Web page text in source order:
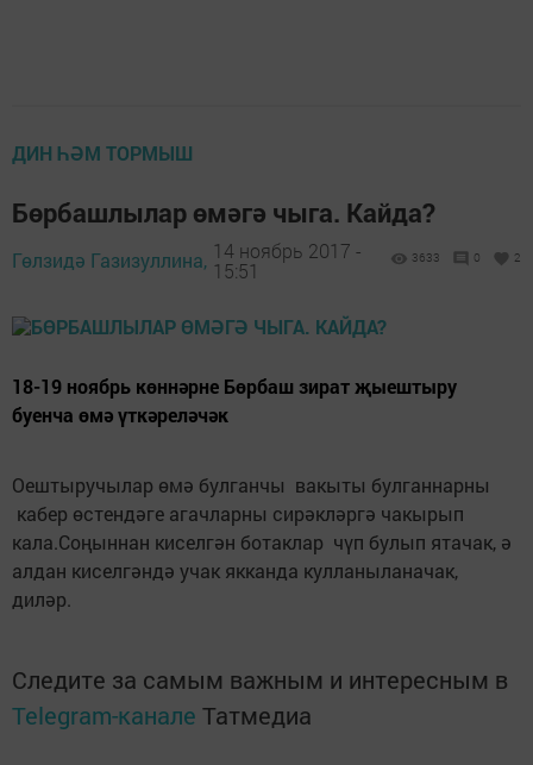
ДИН ҺӘМ ТОРМЫШ
Бөрбашлылар өмәгә чыга. Кайда?
Гөлзидә Газизуллина, 14 ноябрь 2017 -
15:51
3633 0 2
18-19 ноябрь көннәрне Бөрбаш зират җыештыру
буенча өмә үткәреләчәк
Оештыручылар өмә булганчы вакыты булганнарны
кабер өстендәге агачларны сирәкләргә чакырып
кала.Соңыннан киселгән ботаклар чүп булып ятачак, ә
алдан киселгәндә учак якканда кулланыланачак,
диләр.
Следите за самым важным и интересным в
Telegram-канале Татмедиа